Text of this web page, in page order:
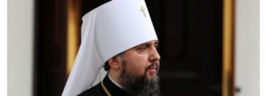
КИТАЙ.ВИКЛИКИ
СПЕЦПРОЄКТИ